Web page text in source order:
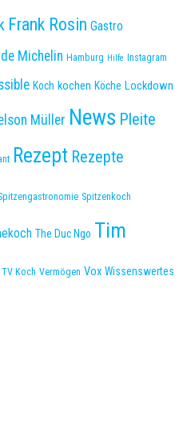
Frank Rosin Gastro
Michelin Hamburg Hilfe Instagram
Koch kochen Köche Lockdown
Müller News Pleite
Rezept Rezepte
Spitzenkoch
The Duc Ngo Tim
TV Koch Vermögen Vox Wissenswertes